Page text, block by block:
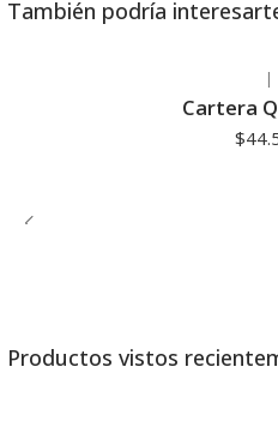
También podría
|
Cartera
Productos vistos